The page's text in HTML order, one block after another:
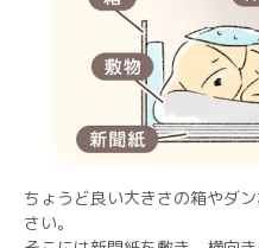
ちょうど良い大きさの箱やダ
さい。